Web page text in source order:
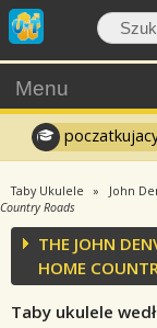
Menu
Taby Ukulele John
Country Roads
THE JOHN
HOME
Taby ukulele